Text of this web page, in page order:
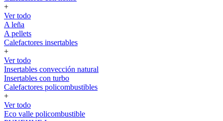
+
Ver todo
A leña
A pellets
Calefactores insertables
+
Ver todo
Insertables convección natural
Insertables con turbo
Calefactores policombustibles
+
Ver todo
Eco valle policombustible